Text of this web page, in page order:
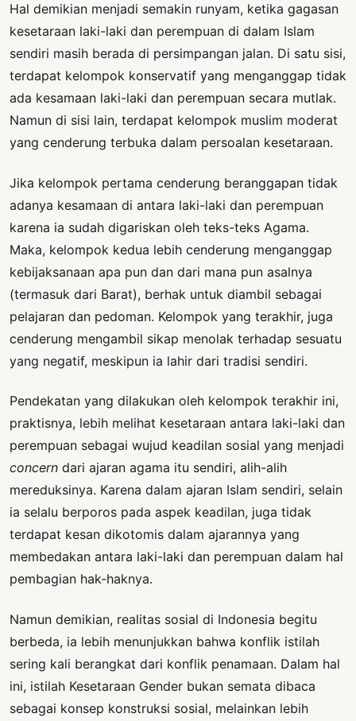
Hal demikian menjadi semakin runyam, ketika gagasan
kesetaraan laki-laki dan perempuan di dalam Islam
sendiri masih berada di persimpangan jalan. Di satu sisi,
terdapat kelompok konservatif yang menganggap tidak
ada kesamaan laki-laki dan perempuan secara mutlak.
Namun di sisi lain, terdapat kelompok muslim moderat
yang cenderung terbuka dalam persoalan kesetaraan.
Jika kelompok pertama cenderung beranggapan tidak
adanya kesamaan di antara laki-laki dan perempuan
karena ia sudah digariskan oleh teks-teks Agama.
Maka, kelompok kedua lebih cenderung menganggap
kebijaksanaan apa pun dan dari mana pun asalnya
(termasuk dari Barat), berhak untuk diambil sebagai
pelajaran dan pedoman. Kelompok yang terakhir, juga
cenderung mengambil sikap menolak terhadap sesuatu
yang negatif, meskipun ia lahir dari tradisi sendiri.
Pendekatan yang dilakukan oleh kelompok terakhir ini,
praktisnya, lebih melihat kesetaraan antara laki-laki dan
perempuan sebagai wujud keadilan sosial yang menjadi
concern dari ajaran agama itu sendiri, alih-alih
mereduksinya. Karena dalam ajaran Islam sendiri, selain
ia selalu berporos pada aspek keadilan, juga tidak
terdapat kesan dikotomis dalam ajarannya yang
membedakan antara laki-laki dan perempuan dalam hal
pembagian hak-haknya.
Namun demikian, realitas sosial di Indonesia begitu
berbeda, ia lebih menunjukkan bahwa konflik istilah
sering kali berangkat dari konflik penamaan. Dalam hal
ini, istilah Kesetaraan Gender bukan semata dibaca
sebagai konsep konstruksi sosial, melainkan lebih